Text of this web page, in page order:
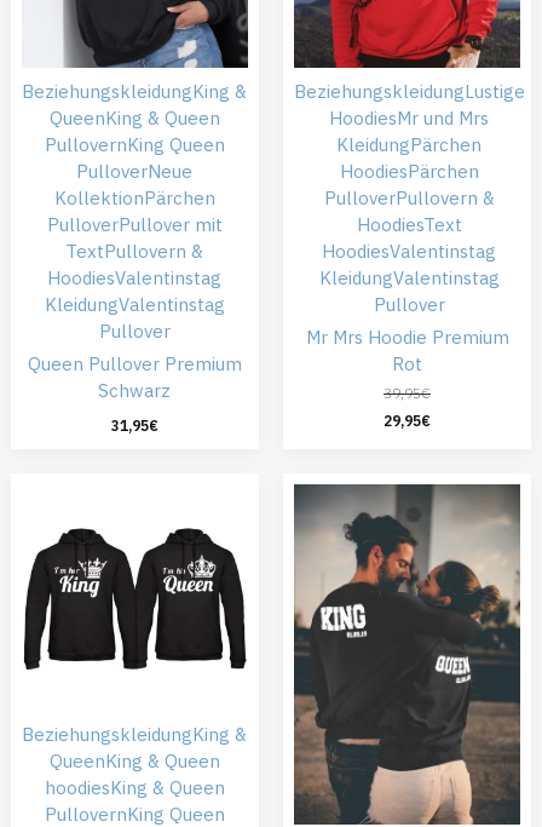
BeziehungskleidungKing &
QueenKing & Queen
PullovernKing Queen
PulloverNeue
KollektionPärchen
PulloverPullover mit
TextPullovern &
HoodiesValentinstag
KleidungValentinstag
Pullover
Queen Pullover Premium
Schwarz
31,95€
BeziehungskleidungLustige
HoodiesMr und Mrs
KleidungPärchen
HoodiesPärchen
PulloverPullovern &
HoodiesText
HoodiesValentinstag
KleidungValentinstag
Pullover
Mr Mrs Hoodie Premium
Rot
39,95€
29,95€
BeziehungskleidungKing &
QueenKing & Queen
hoodiesKing & Queen
PullovernKing Queen